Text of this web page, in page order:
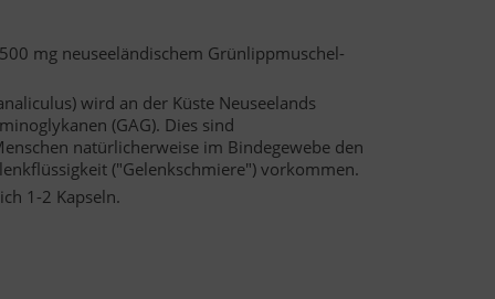
mg neuseeländischem Grünlippmuschel-
wird an der Küste Neuseelands
(GAG). Dies sind
natürlicherweise im Bindegewebe den
("Gelenkschmiere") vorkommen.
1-2 Kapseln.